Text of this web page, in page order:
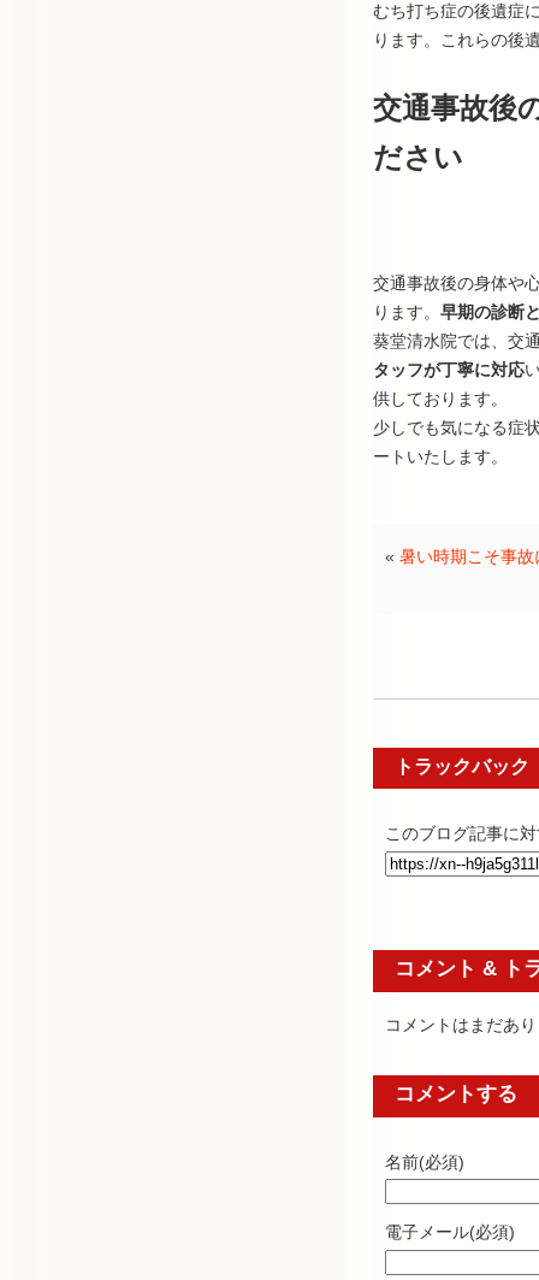
むち打ち症の後遺症
ります。これらの後
交通事故後
ださい
交通事故後の身体や
ります。 早期の診断
葵堂清水院では、交
タッフが丁寧に対応
供しております。
少しでも気になる症
ートいたします。
« 暑い時期こそ事故
トラックバック
このブログ記事に
コメント & ト
コメントはまだあ
コメントする
名前(必須)
電子メール(必須)